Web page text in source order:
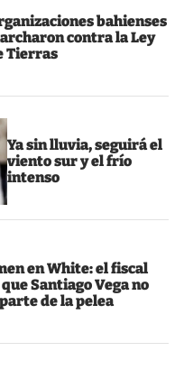
bahienses
contra la Ley
Tierras
Ya sin lluvia, seguirá el
viento sur y el frío
intenso
en White: el fiscal
Santiago Vega no
de la pelea